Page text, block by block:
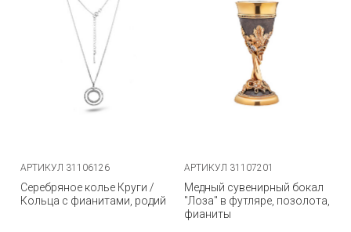
АРТИКУЛ 31106126
Серебряное колье Круги /
Кольца с фианитами, родий
АРТИКУЛ 31107201
Медный сувенирный бокал
"Лоза" в футляре, позолота,
фианиты